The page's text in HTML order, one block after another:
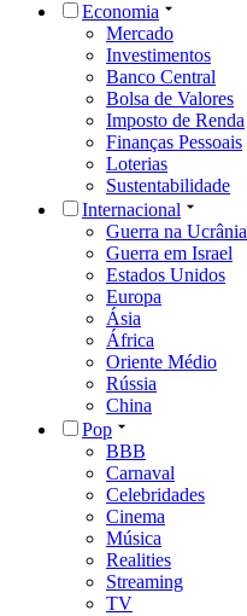
Economia
Mercado
Investimentos
Banco Central
Bolsa de Valores
Imposto de Renda
Finanças Pessoais
Loterias
Sustentabilidade
Internacional
Guerra na Ucrânia
Guerra em Israel
Estados Unidos
Europa
Ásia
África
Oriente Médio
Rússia
China
Pop
BBB
Carnaval
Celebridades
Cinema
Música
Realities
Streaming
TV